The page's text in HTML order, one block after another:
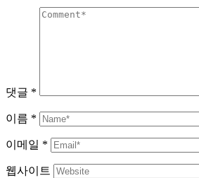
댓글 *
이름 *
이메일 *
웹사이트